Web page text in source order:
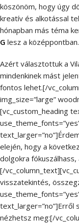
köszönöm, hogy úgy
kreatív és alkotással
hónapban más téma
G lesz a középpontban.
Azért választottuk a
mindenkinek mást
fontos lehet.[/
img_size=”large”
[vc_custom_heading
elején, hogy a
dolgokra
[/
visszatekintés,
text_larger=”no”]Erről
nézhetsz meg:[/